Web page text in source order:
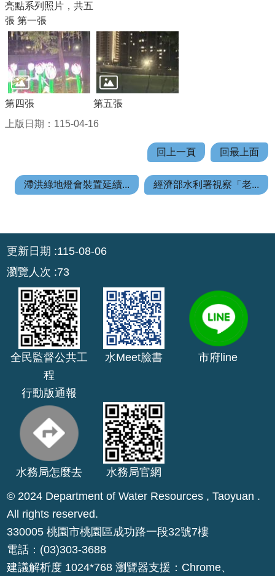
水
道
回
首
頁
網
站
市
政
常
見
問
答
l
政
隱
私
權
政
亮點系列照片，共五
張 第一張
第四張
第五張
上版日期：115-04-16
回上一頁 回最上面
滯洪綠地燈會裝置延續... 經濟部水利署視察「老...
更新日期 115-08-06
瀏覽人次
73
全民監督公共工
程
行動版通報
水Meet臉書 市府line
水務局怎麼去
水務局官網
© 2024 Department of Water Resources , Taoyuan .
All rights reserved.
330005 桃園市桃園區成功路一段32號7樓
電話：(03)303-3688
建議解析度 1024*768 瀏覽器支援：Chrome、